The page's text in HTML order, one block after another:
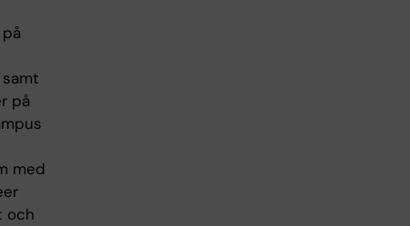
på
med
och